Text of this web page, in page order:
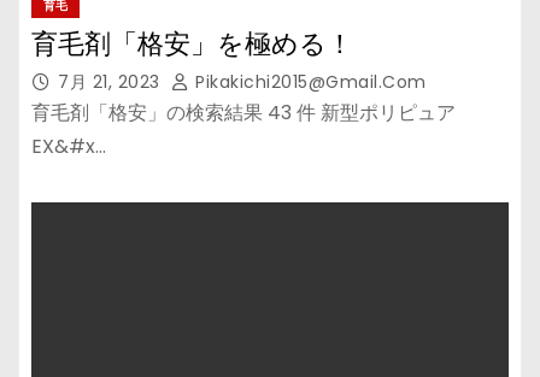
育毛
育毛剤「格安」を極める！
7月 21, 2023 Pikakichi2015@gmail.com
育毛剤「格安」の検索結果 43 件 新型ポリピュア
EX&#x…